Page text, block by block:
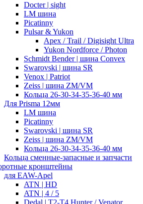
Docter | sight
LM шина
Picatinny
Pulsar & Yukon
Apex / Trail / Digisight Ultra
Yukon Nordforce / Photon
Schmidt Bender | шина Convex
Swarovski | шина SR
Venox | Patriot
Zeiss | шина ZM/VM
Кольца 26-30-34-35-36-40 мм
Для Prisma 12мм
LM шина
Picatinny
Swarovski | шина SR
Zeiss | шина ZM/VM
Кольца 26-30-34-35-36-40 мм
Кольца сменные-запасные и запчасти
кронштейны
для EAW-Apel
ATN | HD
ATN | 4 / 5
Dedal | T2-T4 Hunter / Venator